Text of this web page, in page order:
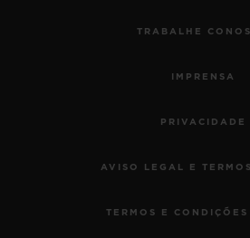
TRABALHE
IMPRENSA
PRIVACIDADE
AVISO LEGAL E
TERMOS E CONDIÇÕES